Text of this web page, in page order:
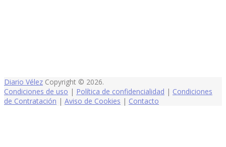
Diario Vélez Copyright © 2026.
Condiciones de uso | Política de confidencialidad | Condiciones
de Contratación | Aviso de Cookies | Contacto